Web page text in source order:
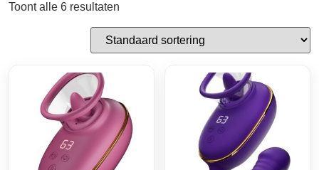
Toont alle 6 resultaten